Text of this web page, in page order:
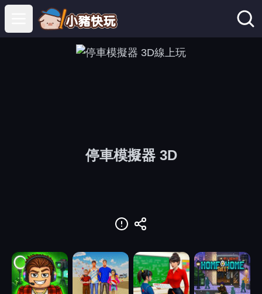
Open main menu
停車模擬器 3D